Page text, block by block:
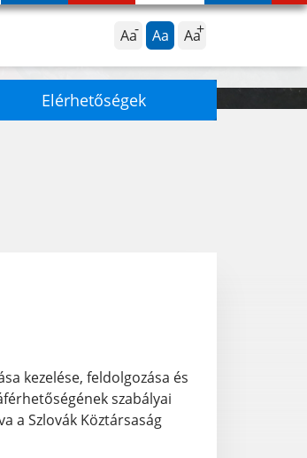
Aa Aa Aa
Elérhetőségek
kezelése, feldolgozása és
szabályai
a Szlovák Köztársaság